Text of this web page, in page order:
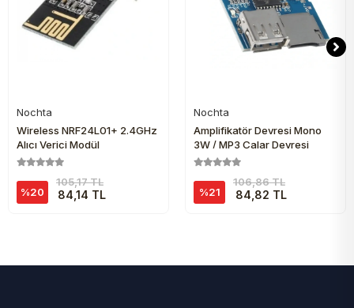
Nochta
Wireless NRF24L01+ 2.4GHz
Alıcı Verici Modül
%20
105,17 TL
84,14 TL
Nochta
Amplifikatör Devresi Mono
3W / MP3 Çalar Devresi
%21
106,86 TL
84,82 TL